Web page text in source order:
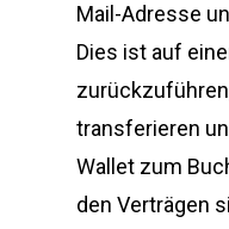
Mail-Adresse
Dies ist auf
transferieren
Wallet zum
den Verträgen